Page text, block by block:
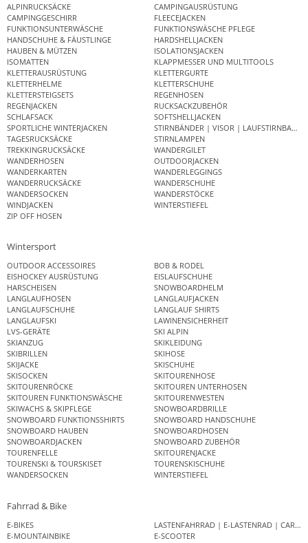
ALPINRUCKSÄCKE
CAMPINGAUSRÜSTUNG
CAMPINGGESCHIRR
FLEECEJACKEN
FUNKTIONSUNTERWÄSCHE
FUNKTIONSWÄSCHE PFLEGE
HANDSCHUHE & FÄUSTLINGE
HARDSHELLJACKEN
HAUBEN & MÜTZEN
ISOLATIONSJACKEN
ISOMATTEN
KLAPPMESSER UND MULTITOOLS
KLETTERAUSRÜSTUNG
KLETTERGURTE
KLETTERHELME
KLETTERSCHUHE
KLETTERSTEIGSETS
REGENHOSEN
REGENJACKEN
RUCKSACKZUBEHÖR
SCHLAFSACK
SOFTSHELLJACKEN
SPORTLICHE WINTERJACKEN
STIRNBÄNDER | VISOR | LAUFSTIRNBAND
TAGESRUCKSÄCKE
STIRNLAMPEN
TREKKINGRUCKSÄCKE
WANDERGILET
WANDERHOSEN
OUTDOORJACKEN
WANDERKARTEN
WANDERLEGGINGS
WANDERRUCKSÄCKE
WANDERSCHUHE
WANDERSOCKEN
WANDERSTÖCKE
WINDJACKEN
WINTERSTIEFEL
ZIP OFF HOSEN
Wintersport
OUTDOOR ACCESSOIRES
BOB & RODEL
EISHOCKEY AUSRÜSTUNG
EISLAUFSCHUHE
HARSCHEISEN
SNOWBOARDHELM
LANGLAUFHOSEN
LANGLAUFJACKEN
LANGLAUFSCHUHE
LANGLAUF SHIRTS
LANGLAUFSKI
LAWINENSICHERHEIT
LVS-GERÄTE
SKI ALPIN
SKIANZUG
SKIKLEIDUNG
SKIBRILLEN
SKIHOSE
SKIJACKE
SKISCHUHE
SKISOCKEN
SKITOURENHOSE
SKITOURENRÖCKE
SKITOUREN UNTERHOSEN
SKITOUREN FUNKTIONSWÄSCHE
SKITOURENWESTEN
SKIWACHS & SKIPFLEGE
SNOWBOARDBRILLE
SNOWBOARD FUNKTIONSSHIRTS
SNOWBOARD HANDSCHUHE
SNOWBOARD HAUBEN
SNOWBOARDHOSEN
SNOWBOARDJACKEN
SNOWBOARD ZUBEHÖR
TOURENFELLE
SKITOURENJACKE
TOURENSKI & TOURSKISET
TOURENSKISCHUHE
WANDERSOCKEN
WINTERSTIEFEL
Fahrrad & Bike
E-BIKES
LASTENFAHRRAD | E-LASTENRAD |
E-MOUNTAINBIKE
E-SCOOTER